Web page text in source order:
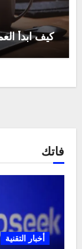
كيف ابدأ
فاتك
أخبار التقنية